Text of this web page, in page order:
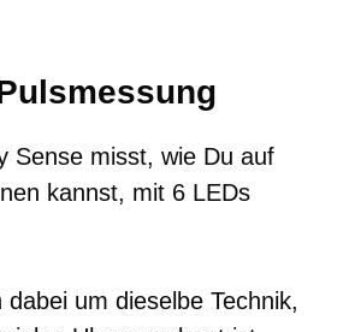
Sense misst, wie Du auf
kannst, mit 6 LEDs
um dieselbe Technik,